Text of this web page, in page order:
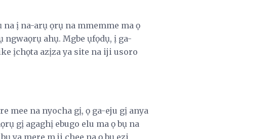
ị na-arụ ọrụ na mmemme ma ọ
ngwaọrụ ahụ. Mgbe ụfọdụ, ị ga-
ịchọta azịza ya site na iji usoro
mee na nyocha gị, ọ ga-eju gị anya
gị agaghị ebugo elu ma ọ bụ na
ya mere m ji chee na ọ bụ ezi